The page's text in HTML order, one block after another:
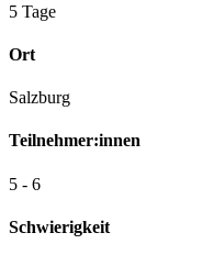
5 Tage
Ort
Salzburg
Teilnehmer:innen
5 - 6
Schwierigkeit